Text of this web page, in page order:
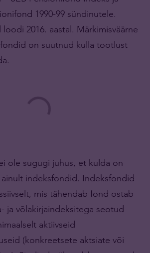
1990-99 sündinutele.
2016. aastal. Märkimisväärne
on suutnud kulla tootlust
ole sugugi juhus, et kulda on
indeksfondid. Indeksfondid
mis tähendab fond ostab
ja võlakirjaindeksitega seotud
aktiivseid
(konkreetsete aktsiate või